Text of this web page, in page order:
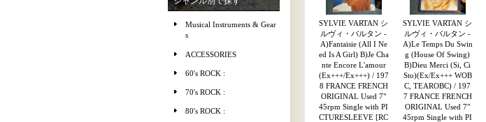
Musical Instruments & Gear
s
ACCESSORIES
60's ROCK :
70's ROCK :
80's ROCK :
SYLVIE VARTAN シ
ルヴィ・バルタン -
A)Fantaisie (All I Ne
ed Is A Girl) B)Je Cha
nte Encore L'amour
(Ex+++/Ex+++) / 197
8 FRANCE FRENCH
ORIGINAL Used 7"
45rpm Single with PI
CTURESLEEVE [RC
SYLVIE VARTAN シ
ルヴィ・バルタン -
A)Le Temps Du Swin
g (House Of Swing)
B)Dieu Merci (Si, Ci
Sto)(Ex/Ex+++ WOB
C, TEAROBC) / 197
7 FRANCE FRENCH
ORIGINAL Used 7"
45rpm Single with PI